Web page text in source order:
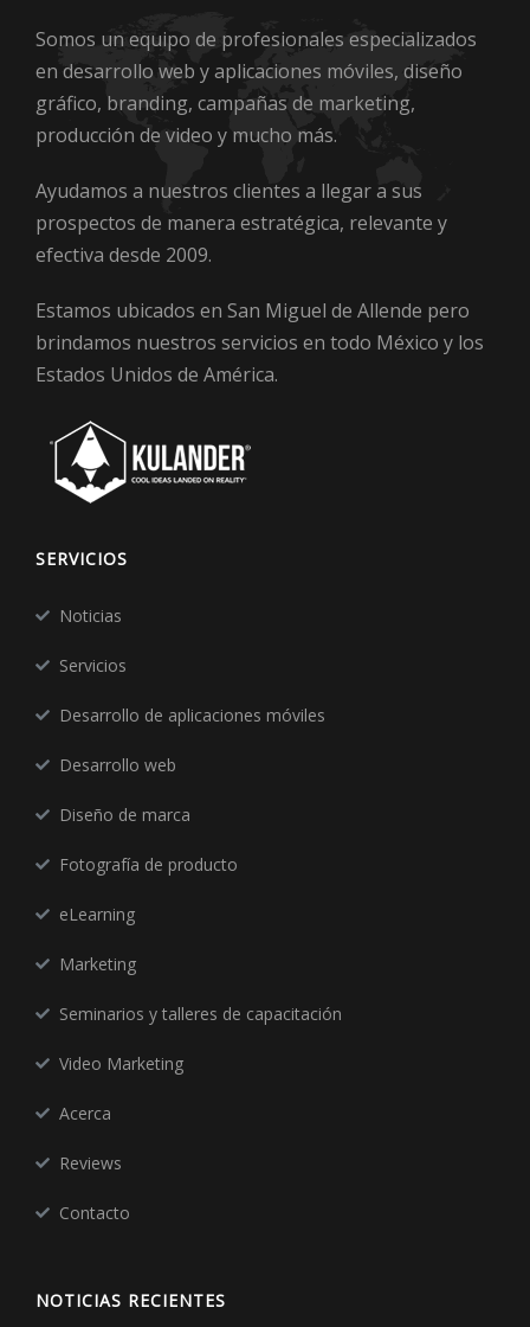
Somos un equipo de profesionales especializados
en desarrollo web y aplicaciones móviles, diseño
gráfico, branding, campañas de marketing,
producción de video y mucho más.
Ayudamos a nuestros clientes a llegar a sus
prospectos de manera estratégica, relevante y
efectiva desde 2009.
Estamos ubicados en San Miguel de Allende pero
brindamos nuestros servicios en todo México y los
Estados Unidos de América.
SERVICIOS
Noticias
Servicios
Desarrollo de aplicaciones móviles
Desarrollo web
Diseño de marca
Fotografía de producto
eLearning
Marketing
Seminarios y talleres de capacitación
Video Marketing
Acerca
Reviews
Contacto
NOTICIAS RECIENTES